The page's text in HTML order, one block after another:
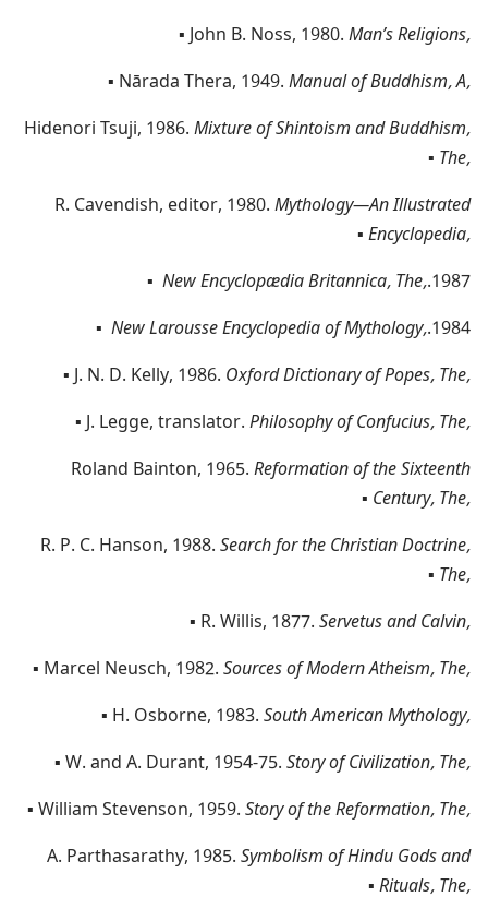
John B.‎ Noss,‎ 1980.‎Man’s Religions,‎
▪
Nārada Thera,‎ 1949.‎Manual of Buddhism,‎ A,‎
▪
Hidenori Tsuji,‎ 1986.‎Mixture of Shintoism and Buddhism,‎
The,‎
▪
R.‎ Cavendish,‎ editor,‎ 1980.‎Mythology​—An Illustrated
Encyclopedia,‎
▪
1987.‎
New Encyclo­pædia Britannica,‎ The,‎
▪
1984.‎
New Larousse Encyclopedia of Mythology,‎
▪
J.‎ N.‎ D.‎ Kelly,‎ 1986.‎ Oxford Dictionary of Popes,‎ The,‎
▪
J.‎ Legge,‎ translator.‎Philosophy of Confucius,‎ The,‎
▪
Roland Bainton,‎ 1965.‎Reformation of the Sixteenth
Century,‎ The,‎
▪
R.‎ P.‎ C.‎ Hanson,‎ 1988.‎Search for the Christian Doctrine,‎
The,‎
▪
R.‎ Willis,‎ 1877.‎Servetus and Calvin,‎
▪
Marcel Neusch,‎ 1982.‎Sources of Modern Atheism,‎ The,‎
▪
H.‎ Osborne,‎ 1983.‎South American Mythology,‎
▪
W.‎ and A.‎ Durant,‎ 1954-75.‎Story of Civilization,‎ The,‎
▪
William Stevenson,‎ 1959.‎Story of the Reformation,‎ The,‎
▪
A.‎ Parthasarathy,‎ 1985.‎Symbolism of Hindu Gods and
Rituals,‎ The,‎
▪